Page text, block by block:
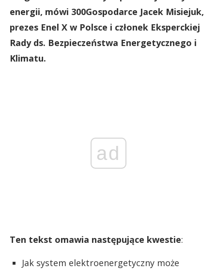
energii, mówi 300Gospodarce Jacek Misiejuk,
prezes Enel X w Polsce i członek Eksperckiej
Rady ds. Bezpieczeństwa Energetycznego i
Klimatu.
ad
Ten tekst omawia następujące kwestie:
Jak system elektroenergetyczny może